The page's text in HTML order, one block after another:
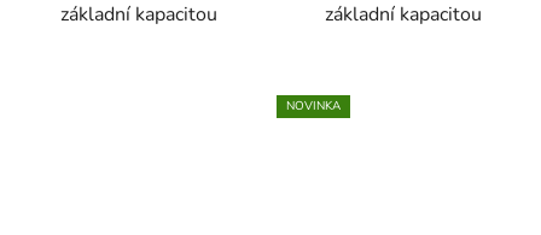
základní kapacitou
základní kapacitou
NOVINKA